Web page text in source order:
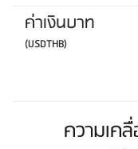
ค่าเงินบาท
(USDTHB)
ความเค